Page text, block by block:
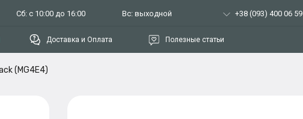
Сб: с 10:00 до 16:00 Вс: выходной +38 (093) 400 06 59
Доставка и Оплата Полезные статьи
(MG4E4)